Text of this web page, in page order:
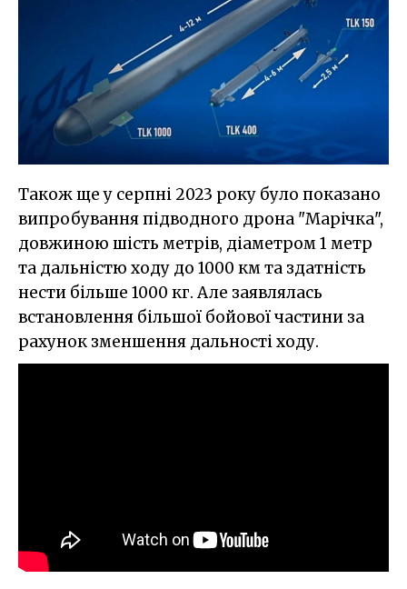
Також ще у серпні 2023 року було показано
випробування підводного дрона "Марічка",
довжиною шість метрів, діаметром 1 метр
та дальністю ходу до 1000 км та здатність
нести більше 1000 кг. Але заявлялась
встановлення більшої бойової частини за
рахунок зменшення дальності ходу.